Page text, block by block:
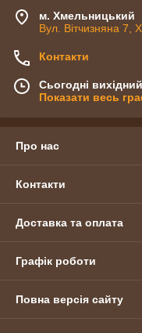
м. Хмельницький
Вул. Вітчизняна 7,
Контакти
Сьогодні вихідний
Показати весь
Про нас
Контакти
Доставка та оплата
Графік роботи
Повна версія сайту